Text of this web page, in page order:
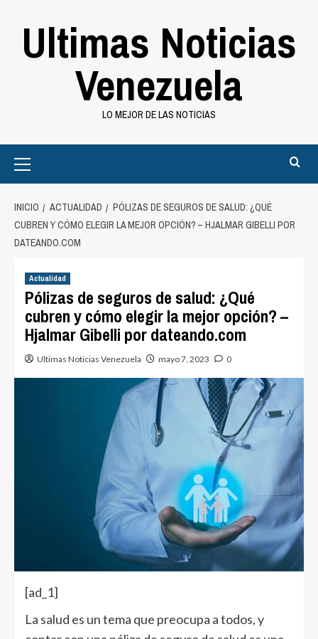
Ultimas Noticias
Venezuela
LO MEJOR DE LAS NOTICIAS
Menu
INICIO ACTUALIDAD
PÓLIZAS DE SEGUROS DE SALUD: ¿QUÉ
CUBREN Y CÓMO ELEGIR LA MEJOR OPCIÓN? – HJALMAR GIBELLI POR
DATEANDO.COM
Actualidad
Pólizas de seguros de salud: ¿Qué
cubren y cómo elegir la mejor opción? –
Hjalmar Gibelli por dateando.com
Ultimas Noticias Venezuela mayo 7, 2023 0
[ad_1]
La salud es un tema que preocupa a todos, y